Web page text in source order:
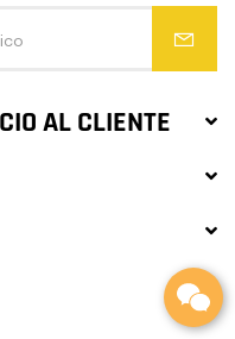
AL CLIENTE